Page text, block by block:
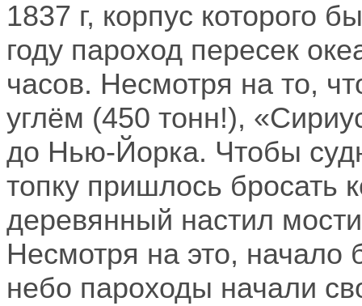
1837 г, корпус которого
году пароход пересек
часов. Несмотря на то,
углём (450 тонн!),
до Нью-Йорка. Чтобы
топку пришлось бросать
деревянный настил
Несмотря на это,
небо пароходы начали